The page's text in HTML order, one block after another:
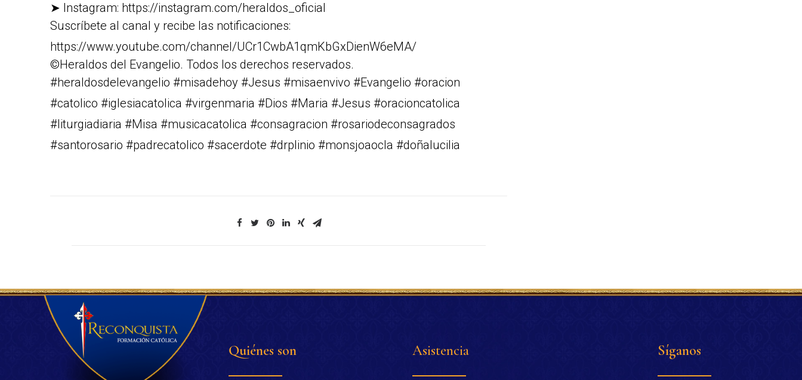
➤ Instagram: https://instagram.com/heraldos_oficial
Suscríbete al canal y recibe las notificaciones:
https://www.youtube.com/channel/UCr1CwbA1qmKbGxDienW6eMA/
©Heraldos del Evangelio. Todos los derechos reservados.
#heraldosdelevangelio #misadehoy #Jesus #misaenvivo #Evangelio #oracion
#catolico #iglesiacatolica #virgenmaria #Dios #Maria #Jesus #oracioncatolica
#liturgiadiaria #Misa #musicacatolica #consagracion #rosariodeconsagrados
#santorosario #padrecatolico #sacerdote #drplinio #monsjoaocla #doñalucilia
Quiénes son Asistencia Síganos